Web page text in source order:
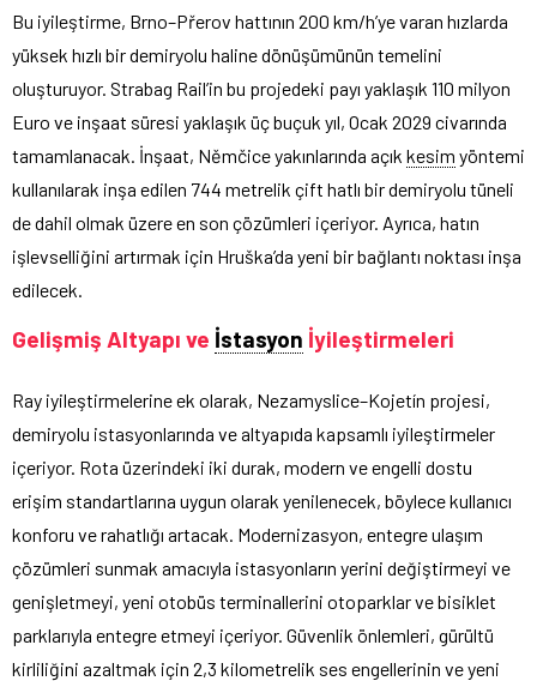
Bu iyileştirme, Brno–Přerov hattının 200 km/h’ye varan hızlarda
yüksek hızlı bir demiryolu haline dönüşümünün temelini
oluşturuyor. Strabag Rail’in bu projedeki payı yaklaşık 110 milyon
Euro ve inşaat süresi yaklaşık üç buçuk yıl, Ocak 2029 civarında
tamamlanacak. İnşaat, Němčice yakınlarında açık kesim yöntemi
kullanılarak inşa edilen 744 metrelik çift hatlı bir demiryolu tüneli
de dahil olmak üzere en son çözümleri içeriyor. Ayrıca, hatın
işlevselliğini artırmak için Hruška’da yeni bir bağlantı noktası inşa
edilecek.
Gelişmiş Altyapı ve İstasyon İyileştirmeleri
Ray iyileştirmelerine ek olarak, Nezamyslice–Kojetín projesi,
demiryolu istasyonlarında ve altyapıda kapsamlı iyileştirmeler
içeriyor. Rota üzerindeki iki durak, modern ve engelli dostu
erişim standartlarına uygun olarak yenilenecek, böylece kullanıcı
konforu ve rahatlığı artacak. Modernizasyon, entegre ulaşım
çözümleri sunmak amacıyla istasyonların yerini değiştirmeyi ve
genişletmeyi, yeni otobüs terminallerini otoparklar ve bisiklet
parklarıyla entegre etmeyi içeriyor. Güvenlik önlemleri, gürültü
kirliliğini azaltmak için 2,3 kilometrelik ses engellerinin ve yeni